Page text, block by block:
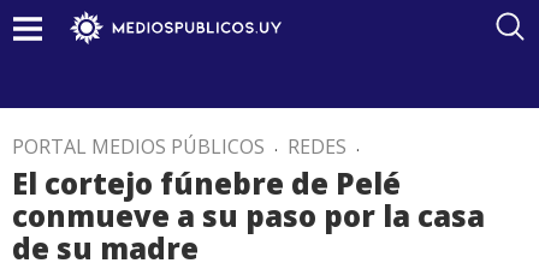
PORTAL MEDIOS PÚBLICOS . REDES .
El cortejo fúnebre de Pelé
conmueve a su paso por la casa
de su madre